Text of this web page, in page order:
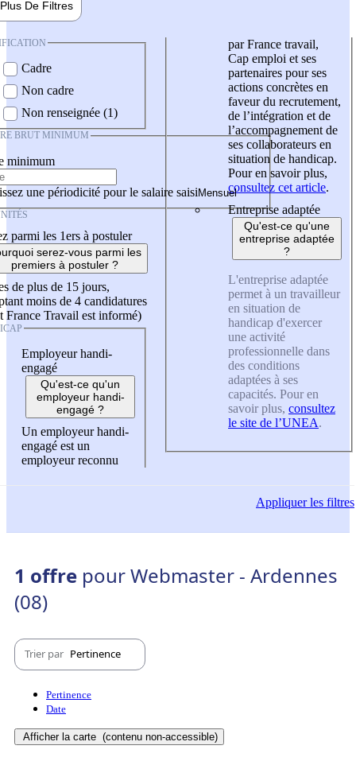
Plus De Filtres
Cadre
Non cadre
Non renseignée (1)
BRUT MINIMUM
minimum
une périodicité pour le salaire saisi
parmi les 1ers à postuler
serez-vous parmi les
premiers à postuler ?
de plus de 15 jours,
moins de 4 candidatures
France Travail est informé)
Employeur handi-
engagé
Qu'est-ce qu'un
employeur handi-
engagé ?
Un employeur handi-
engagé est un
employeur reconnu
par France travail,
Cap emploi et ses
partenaires pour ses
actions concrètes en
faveur du recrutement,
de l’intégration et de
l’accompagnement de
ses collaborateurs en
situation de handicap.
Pour en savoir plus,
consultez cet article.
Entreprise adaptée
Qu'est-ce qu'une
entreprise adaptée
?
L'entreprise adaptée
permet à un travailleur
en situation de
handicap d'exercer
une activité
professionnelle dans
des conditions
adaptées à ses
capacités. Pour en
savoir plus, consultez
le site de l’UNEA.
Appliquerles filtres
1 offre pour Webmaster - Ardennes
(08)
Trier par Pertinence
Pertinence
Date
Afficher la carte (contenu non-accessible)